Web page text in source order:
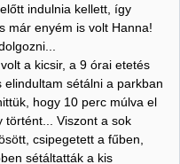
indulnia kellett, így
már enyém is volt Hanna!
a kicsir, a 9 órai etetés
sétálni a parkban
hogy 10 perc múlva el
történt... Viszont a sok
csipegetett a fűben,
sétáltatták a kis